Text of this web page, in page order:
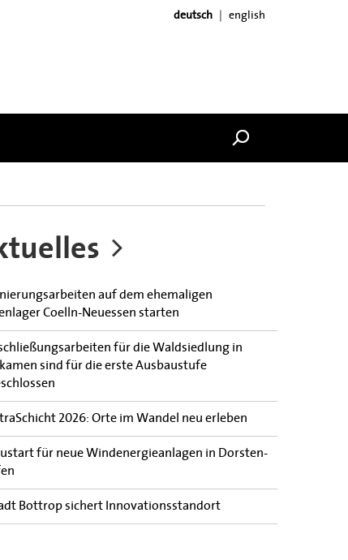
deutsch english
auf dem ehemaligen
Coelln-Neuessen starten
für die Waldsiedlung in
sind für die erste Ausbaustufe
2026: Orte im Wandel neu erleben
für neue Windenergieanlagen in Dorsten-
Bottrop sichert Innovationsstandort